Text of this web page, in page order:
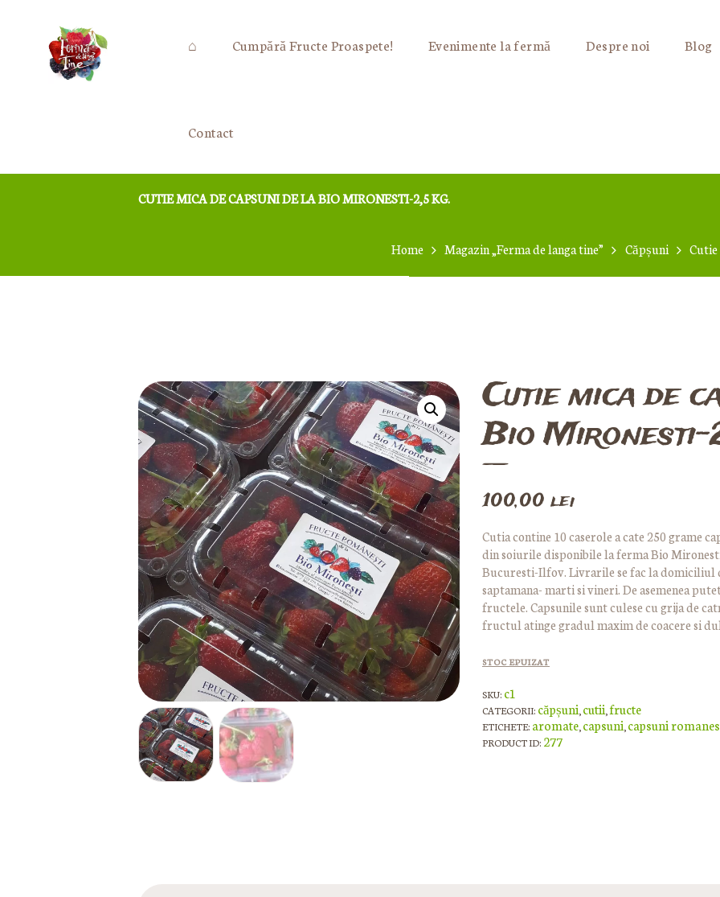
⌂ Cumpără Fructe Proaspete! Evenimente la fermă Despre noi Blog
Contact
CUTIE MICA DE CAPSUNI DE LA BIO MIRONESTI-2,5 KG.
Home Magazin „Ferma de langa tine” Căpșuni Cutie
DESPRE NOI
COȘ PRODUSE
CONTACT
Cutie mica de
Bio Mironesti-
100,00 lei
Cutia contine 10 caserole a cate 250 grame
din soiurile disponibile la ferma Bio
Bucuresti-Ilfov. Livrarile se fac la domiciliul
saptamana- marti si vineri. De asemenea
fructele. Capsunile sunt culese cu grija de
fructul atinge gradul maxim de coacere si
STOC EPUIZAT
SKU: c1
CATEGORII: căpșuni cutii fructe
ETICHETE: aromate capsuni capsuni
PRODUCT ID: 277